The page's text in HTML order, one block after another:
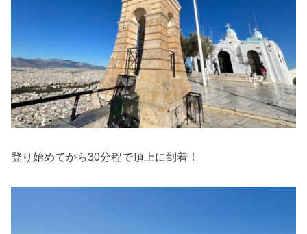
登り始めてから30分程で頂上に到着！